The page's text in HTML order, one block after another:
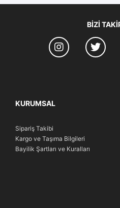
BIZI
KURUMSAL
Sipariş Takibi
Kargo ve Taşıma Bilgileri
Bayilik Şartları ve Kuralları